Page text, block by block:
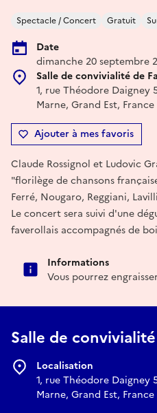
Spectacle / Concert Gratuit
Date
dimanche 20 septembre
Salle de convivialité de
1, rue Théodore Daigney
Marne, Grand Est, France
Ajouter à mes favoris
Claude Rossignol et Ludovic
"florilège de chansons
Ferré, Nougaro, Reggiani,
Le concert sera suivi d'une
faverollais accompagnés de
Informations
Vous pourrez
Salle de
Localisation
1, rue Théodore Daigney
Marne, Grand Est, France